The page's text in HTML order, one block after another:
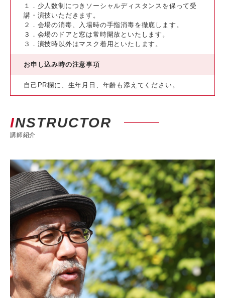
１．少人数制につきソーシャルディスタンスを保って受
講・演技いただきます。
２．会場の消毒、入場時の手指消毒を徹底します。
３．会場のドアと窓は常時開放といたします。
３．演技時以外はマスク着用といたします。
お申し込み時の注意事項
自己PR欄に、生年月日、年齢も添えてください。
INSTRUCTOR
講師紹介